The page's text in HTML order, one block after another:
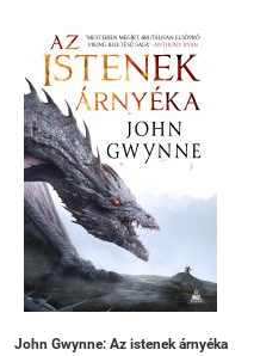
John Gwynne: Az istenek árnyéka